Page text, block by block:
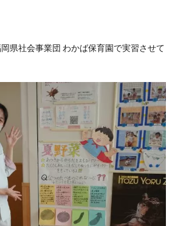
県社会事業団 わかば保育園で実習させて